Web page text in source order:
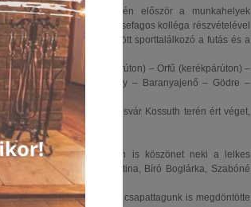
váró futó versenyen, idén először a munkahelyek
(kb. 84,6 km), ezt 11 fő sefagos kolléga részvételével
verseny célja többek között sporttalálkozó a futás és a
tér) – Remeterét (kerékpárúton) – Orfű (kerékpárúton) –
– Baranyaszentgyörgy – Baranyajenő – Gödre –
lankáin áthaladva Kaposvár Kossuth terén ért véget,
csapat tagjai:
szerepét, ezúton is köszönet neki a lelkes
Mihály Betta, Veréb Krisztina, Bíró Boglárka, Szabóné
helyen végzett, de több csapattagunk is megdöntötte